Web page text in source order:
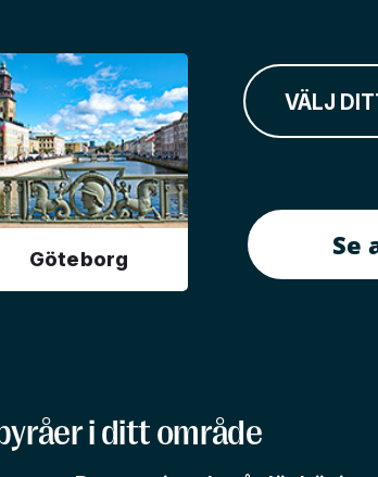
Göteborg
VÄLJ
Se
i ditt område